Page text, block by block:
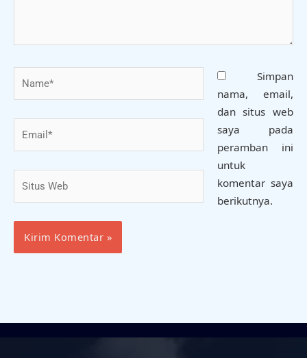
Simpan
nama, email,
dan situs web
saya pada
peramban ini
untuk
komentar saya
berikutnya.